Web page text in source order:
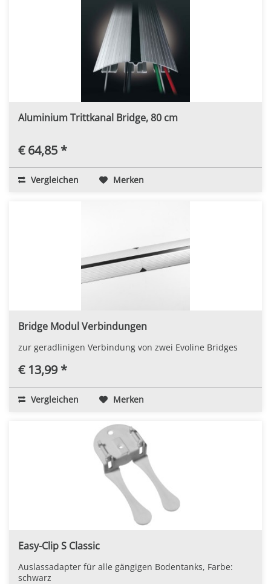
Aluminium Trittkanal Bridge, 80 cm
€ 64,85 *
Vergleichen Merken
Bridge Modul Verbindungen
zur geradlinigen Verbindung von zwei Evoline Bridges
€ 13,99 *
Vergleichen Merken
Easy-Clip S Classic
Auslassadapter für alle gängigen Bodentanks, Farbe:
schwarz